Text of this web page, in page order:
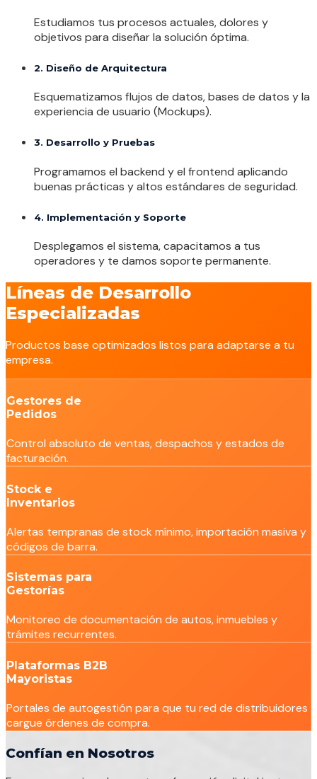
Estudiamos tus procesos actuales, dolores y
objetivos para diseñar la solución óptima.
2. Diseño de Arquitectura
Esquematizamos flujos de datos, bases de datos y la
experiencia de usuario (Mockups).
3. Desarrollo y Pruebas
Programamos el backend y el frontend aplicando
buenas prácticas y altos estándares de seguridad.
4. Implementación y Soporte
Desplegamos el sistema, capacitamos a tus
operadores y te damos soporte permanente.
Líneas de Desarrollo
Especializadas
Productos base optimizados listos para adaptarse a tu
empresa.
Gestores de
Pedidos
Control absoluto de ventas, despachos y estados de
facturación.
Stock e
Inventarios
Alertas tempranas de stock mínimo, importación masiva y
códigos de barra.
Sistemas para
Gestorías
Monitoreo de documentación de autos, inmuebles y
trámites recurrentes.
Plataformas B2B
Mayoristas
Portales de autogestión para que tu red de distribuidores
cargue órdenes de compra.
Confían en Nosotros